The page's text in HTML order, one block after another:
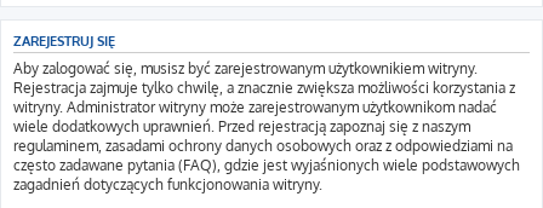
ZAREJESTRUJ SIĘ
Aby zalogować się, musisz być zarejestrowanym użytkownikiem witryny.
Rejestracja zajmuje tylko chwilę, a znacznie zwiększa możliwości korzystania z
witryny. Administrator witryny może zarejestrowanym użytkownikom nadać
wiele dodatkowych uprawnień. Przed rejestracją zapoznaj się z naszym
regulaminem, zasadami ochrony danych osobowych oraz z odpowiedziami na
często zadawane pytania (FAQ), gdzie jest wyjaśnionych wiele podstawowych
zagadnień dotyczących funkcjonowania witryny.